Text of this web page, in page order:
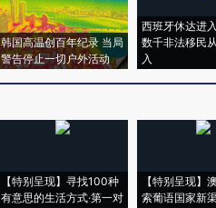
韩国高温创百年纪录 当局
警告停止一切户外活动
西班牙休达进
数千非法移民
入
【特别呈现】寻找100种
有意思的生活方式·第一对
【特别呈现】
索葡语国家新